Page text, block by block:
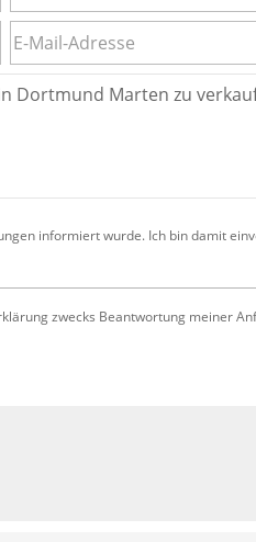
informiert wurde. Ich bin damit
zwecks Beantwortung meiner